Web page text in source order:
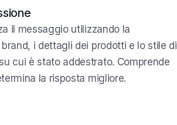
il messaggio utilizzando la
i dettagli dei prodotti e lo stile di
cui è stato addestrato. Comprende
la risposta migliore.